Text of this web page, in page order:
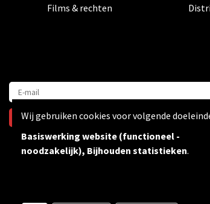
Films & rechten
Via
Wij gebruiken cookies voor volgende
Basiswerking website (functioneel -
noodzakelijk), Bijhouden statistieken.